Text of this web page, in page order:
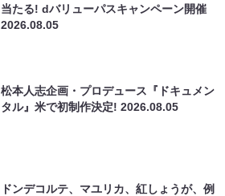
当たる! dバリューパスキャンペーン開催
2026.08.05
松本人志企画・プロデュース『ドキュメン
タル』米で初制作決定!2026.08.05
ドンデコルテ、マユリカ、紅しょうが、例